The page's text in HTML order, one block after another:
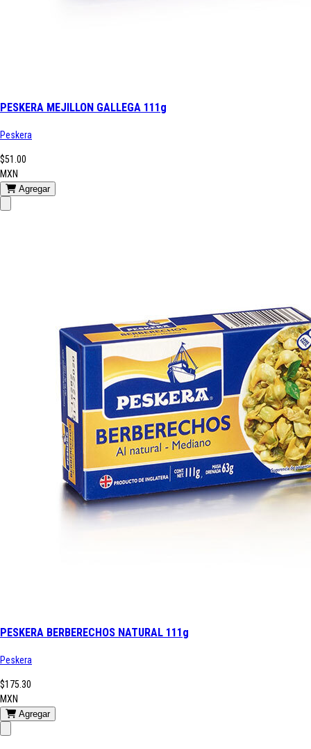
PESKERA MEJILLON GALLEGA 111g
Peskera
$51.00
MXN
Agregar
PESKERA BERBERECHOS NATURAL 111g
Peskera
$175.30
MXN
Agregar